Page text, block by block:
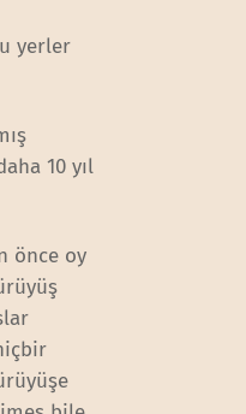
yerler
10 yıl
önce oy